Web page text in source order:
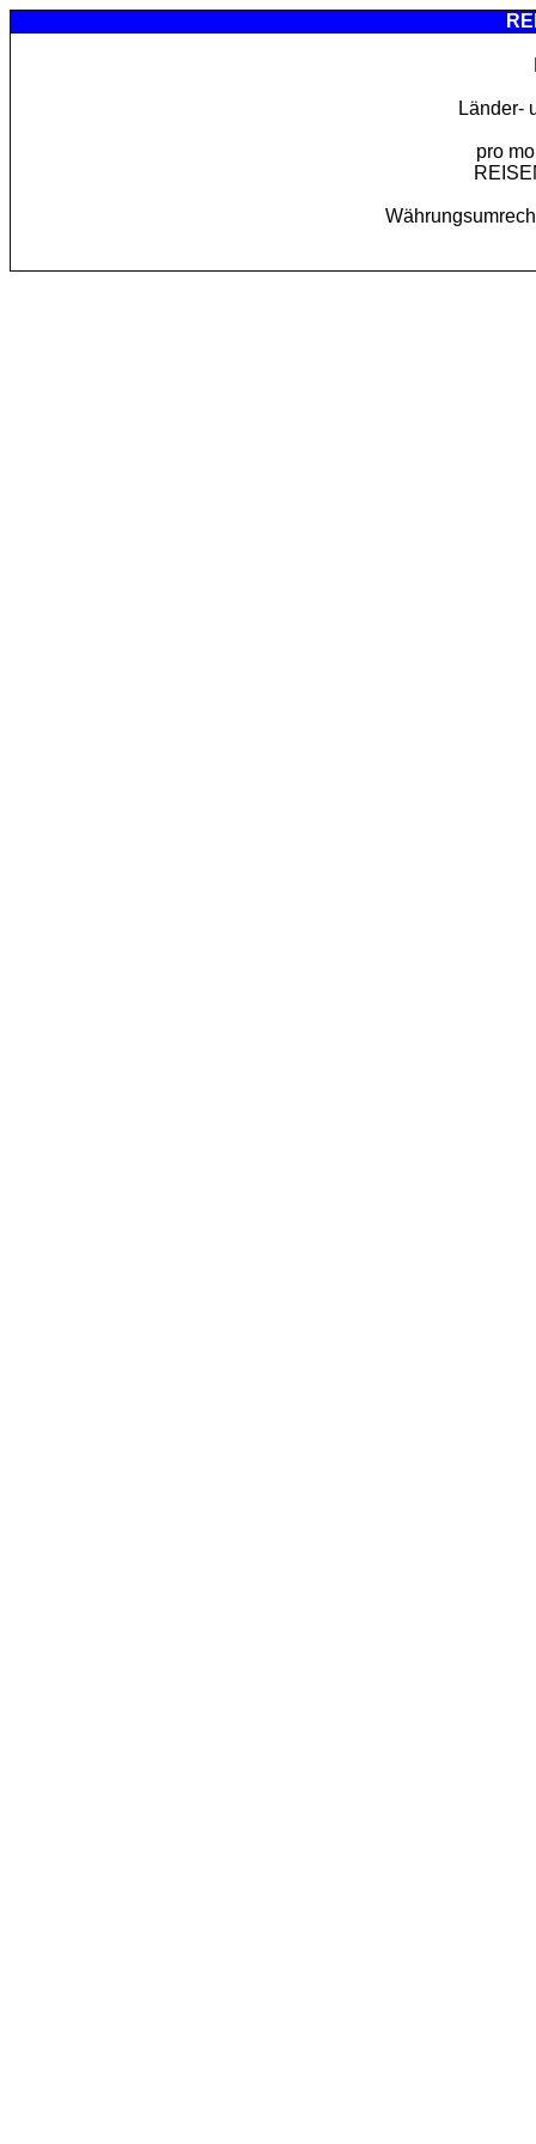
Länder-
pro